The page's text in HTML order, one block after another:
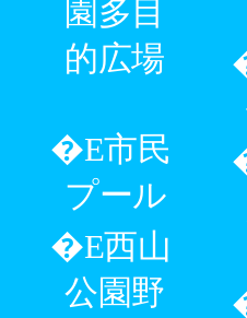
園多目
的広場
市民
プール
西山
公園野